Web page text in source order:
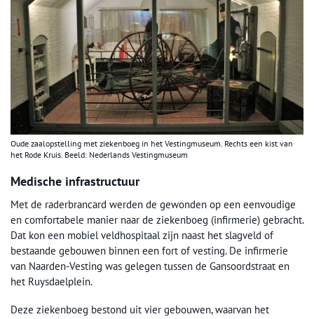
Oude zaalopstelling met ziekenboeg in het Vestingmuseum. Rechts een kist van
het Rode Kruis. Beeld: Nederlands Vestingmuseum
Medische infrastructuur
Met de raderbrancard werden de gewonden op een eenvoudige
en comfortabele manier naar de ziekenboeg (infirmerie) gebracht.
Dat kon een mobiel veldhospitaal zijn naast het slagveld of
bestaande gebouwen binnen een fort of vesting. De infirmerie
van Naarden-Vesting was gelegen tussen de Gansoordstraat en
het Ruysdaelplein.
Deze ziekenboeg bestond uit vier gebouwen, waarvan het